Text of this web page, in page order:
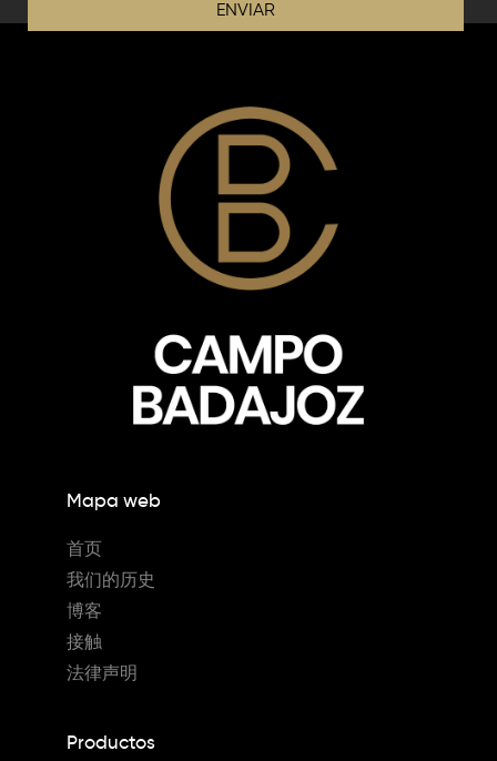
ENVIAR
Mapa web
首页
我们的历史
博客
接触
法律声明
Productos